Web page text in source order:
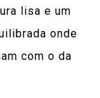
lisa e um
onde
com o da